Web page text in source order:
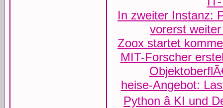
In zweiter Instanz:
vorerst
Zoox startet
MIT-Forscher
heise-Angebot:
Python â KI und